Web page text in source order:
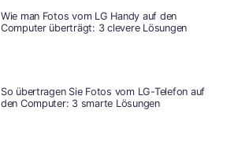
Wie man Fotos vom LG Handy auf den
Computer überträgt: 3 clevere Lösungen
So übertragen Sie Fotos vom LG-Telefon auf
den Computer: 3 smarte Lösungen